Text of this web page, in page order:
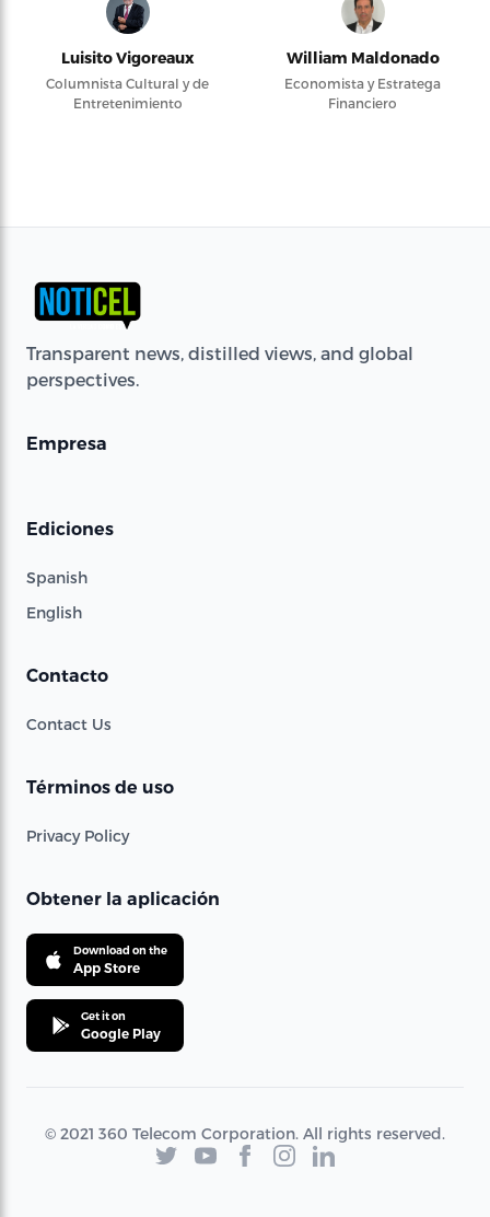
Luisito Vigoreaux
Columnista Cultural y de
Entretenimiento
William Maldonado
Economista y Estratega
Financiero
Transparent news, distilled views, and global
perspectives.
Empresa
Ediciones
Spanish
English
Contacto
Contact Us
Términos de uso
Privacy Policy
Obtener la aplicación
Download on the
App Store
Get it on
Google Play
© 2021 360 Telecom Corporation. All rights reserved.